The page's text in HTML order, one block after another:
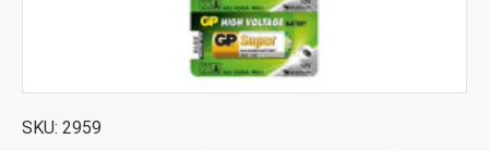
SKU: 2959